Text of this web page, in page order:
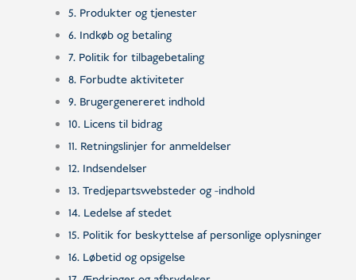
5. Produkter og tjenester
6. Indkøb og betaling
7. Politik for tilbagebetaling
8. Forbudte aktiviteter
9. Brugergenereret indhold
10. Licens til bidrag
11. Retningslinjer for anmeldelser
12. Indsendelser
13. Tredjepartswebsteder og -indhold
14. Ledelse af stedet
15. Politik for beskyttelse af personlige oplysninger
16. Løbetid og opsigelse
Donér til Sungai Watch
for at rense Balis floder
USD